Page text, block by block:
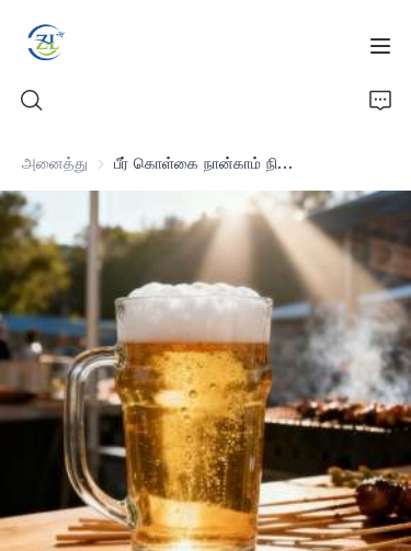
அனைத்து பீர் கொள்கை நான்காம் நிலை நிலைத்தன்மை
வீடு
தயாரிப்புகள்
செய்திகள்
அனைத்து சிலிக்கா
எங்களைப் பற்றி